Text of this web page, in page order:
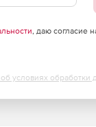
, даю согласие
условиях обработки